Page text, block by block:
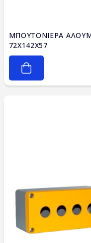
ΜΠΟΥΤΟΝΙΕΡΑ
72X142X57